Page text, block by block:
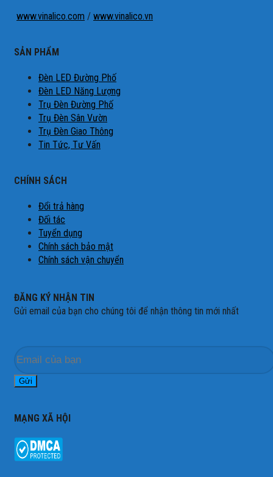
www.vinalico.com / www.vinalico.vn
SẢN PHẨM
Đèn LED Đường Phố
Đèn LED Năng Lượng
Trụ Đèn Đường Phố
Trụ Đèn Sân Vườn
Trụ Đèn Giao Thông
Tin Tức, Tư Vấn
CHÍNH SÁCH
Đổi trả hàng
Đối tác
Tuyển dụng
Chính sách bảo mật
Chính sách vận chuyển
ĐĂNG KÝ NHẬN TIN
Gửi email của bạn cho chúng tôi để nhận thông tin mới nhất
MẠNG XÃ HỘI